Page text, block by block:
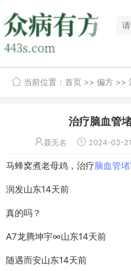
当前位置： 首页 >> 偏方 >>
治疗脑血管
聂无名 2024-03-
马蜂窝煮老母鸡，治疗脑血管
润发山东14天前
真的吗？
A7龙腾坤宇∞山东14天前
随遇而安山东14天前